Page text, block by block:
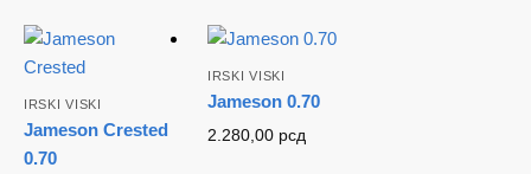
IRSKI VISKI
Jameson Crested
0.70
IRSKI VISKI
Jameson 0.70
2.280,00 рсд